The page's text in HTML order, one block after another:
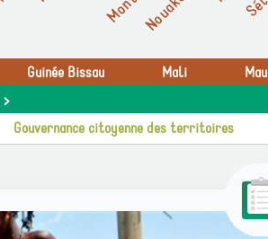
Guinée Bissau Mali
Gouvernance citoyenne des territoires